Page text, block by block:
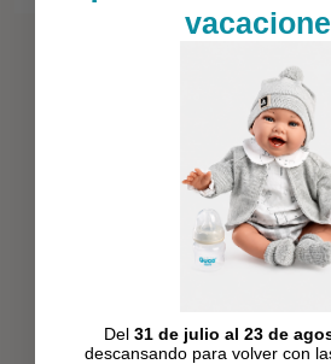
Del 31 de julio al 23 de
descansando para volver con